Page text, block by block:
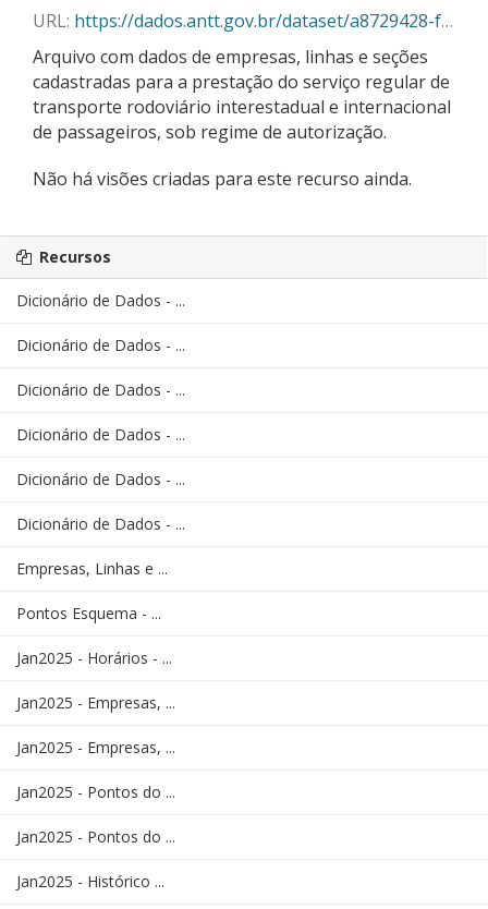
URL: https://dados.antt.gov.br/dataset/a8729428-f382-430c-abe5-6e5f85aa9a03/resource/3334da54-db41-4e2e-89b0-6af431c34b30/download/linhas_secoes_05_2026.csv
Arquivo com dados de empresas, linhas e seções
cadastradas para a prestação do serviço regular de
transporte rodoviário interestadual e internacional
de passageiros, sob regime de autorização.
Não há visões criadas para este recurso ainda.
Recursos
Dicionário de Dados - ...
Dicionário de Dados - ...
Dicionário de Dados - ...
Dicionário de Dados - ...
Dicionário de Dados - ...
Dicionário de Dados - ...
Empresas, Linhas e ...
Pontos Esquema - ...
Jan2025 - Horários - ...
Jan2025 - Empresas, ...
Jan2025 - Empresas, ...
Jan2025 - Pontos do ...
Jan2025 - Pontos do ...
Jan2025 - Histórico ...